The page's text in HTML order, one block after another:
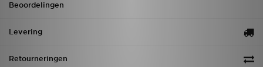
Beoordelingen
Levering
Retourneringen